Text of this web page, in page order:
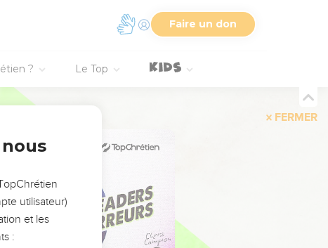
Faire un don
? Le Top
FERMER
utilisateur)
et les
: